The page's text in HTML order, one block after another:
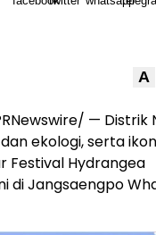
A
— Distrik
ekologi, serta
Festival Hydrangea
di Jangsaengpo